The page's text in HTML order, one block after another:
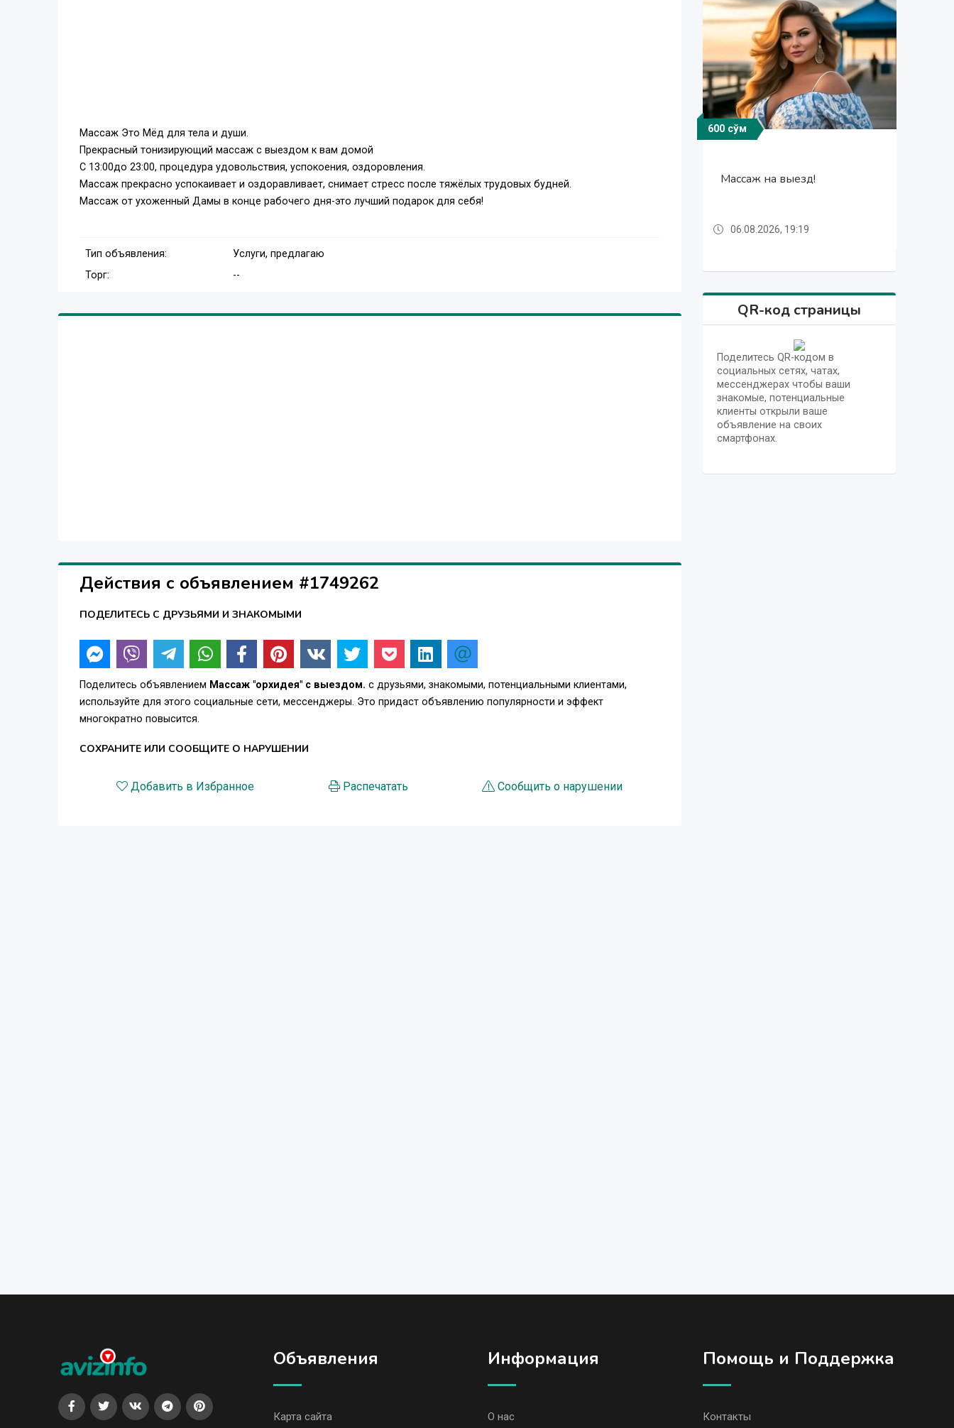
Массаж Это Мёд для тела и души.
Прекрасный тонизирующий массаж с выездом к вам домой
С 13:00до 23:00, процедура удовольствия, успокоения, оздоровления.
Массаж прекрасно успокаивает и оздоравливает, снимает стресс после тяжёлых трудовых будней.
Массаж от ухоженный Дамы в конце рабочего дня-это лучший подарок для себя!
Тип объявления:
Услуги, предлагаю
Торг:
--
Действия с объявлением #1749262
ПОДЕЛИТЕСЬ С ДРУЗЬЯМИ И ЗНАКОМЫМИ
Поделитесь объявлением Массаж "орхидея" с выездом. с друзьями, знакомыми, потенциальными клиентами,
используйте для этого социальные сети, мессенджеры. Это придаст объявлению популярности и эффект
многократно повысится.
СОХРАНИТЕ ИЛИ СООБЩИТЕ О НАРУШЕНИИ
Добавить в Избранное Распечатать Сообщить о нарушении
600 сўм
Массаж на выезд!
06.08.2026, 19:19
600 сўм
Массаж на выезд!
06.08.2026, 19:19
600 сўм
Массаж на выезд!
06.08.2026, 19:19
QR-код страницы
Поделитесь QR-кодом в
социальных сетях, чатах,
мессенджерах чтобы ваши
знакомые, потенциальные
клиенты открыли ваше
объявление на своих
смартфонах.
Объявления
Карта сайта
Информация
О нас
Помощь и Поддержка
Контакты